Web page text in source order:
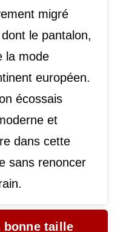
migré
le pantalon,
la mode
européen.
écossais
et
dans cette
sans renoncer
bonne taille